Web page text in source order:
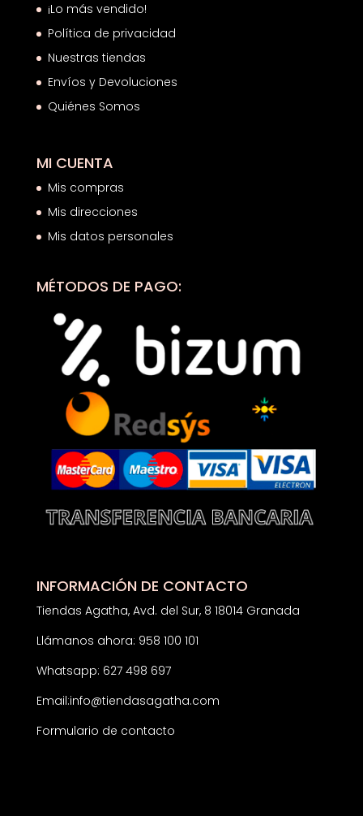
¡Lo más vendido!
Política de privacidad
Nuestras tiendas
Envíos y Devoluciones
Quiénes Somos
MI CUENTA
Mis compras
Mis direcciones
Mis datos personales
MÉTODOS DE PAGO:
INFORMACIÓN DE CONTACTO
Tiendas Agatha, Avd. del Sur, 8 18014 Granada
Llámanos ahora: 958 100 101
Whatsapp: 627 498 697
Email:info@tiendasagatha.com
Formulario de contacto